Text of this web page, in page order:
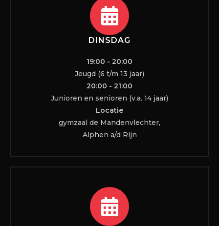
DINSDAG
19:00 - 20:00
Jeugd (6 t/m 13 jaar)
20:00 - 21:00
Junioren en senioren (v.a. 14 jaar)
Locatie
gymzaal de Mandenvlechter,
Alphen a/d Rijn